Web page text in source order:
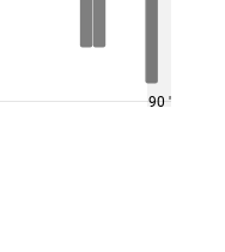
90 '